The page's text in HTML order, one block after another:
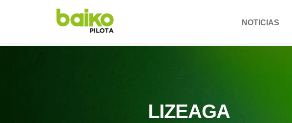
NOTICIAS
LIZEAGA